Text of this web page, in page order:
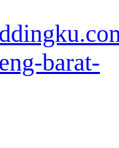
barat-